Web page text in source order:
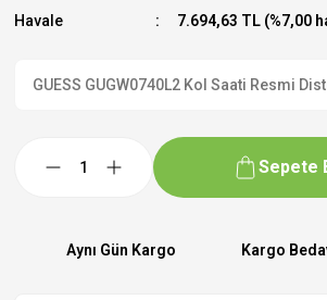
Havale 7.694,63 TL (%7,00
GUESS GUGW0740L2 Kol Saati Resmi
Sepete
Aynı Gün Kargo Kargo